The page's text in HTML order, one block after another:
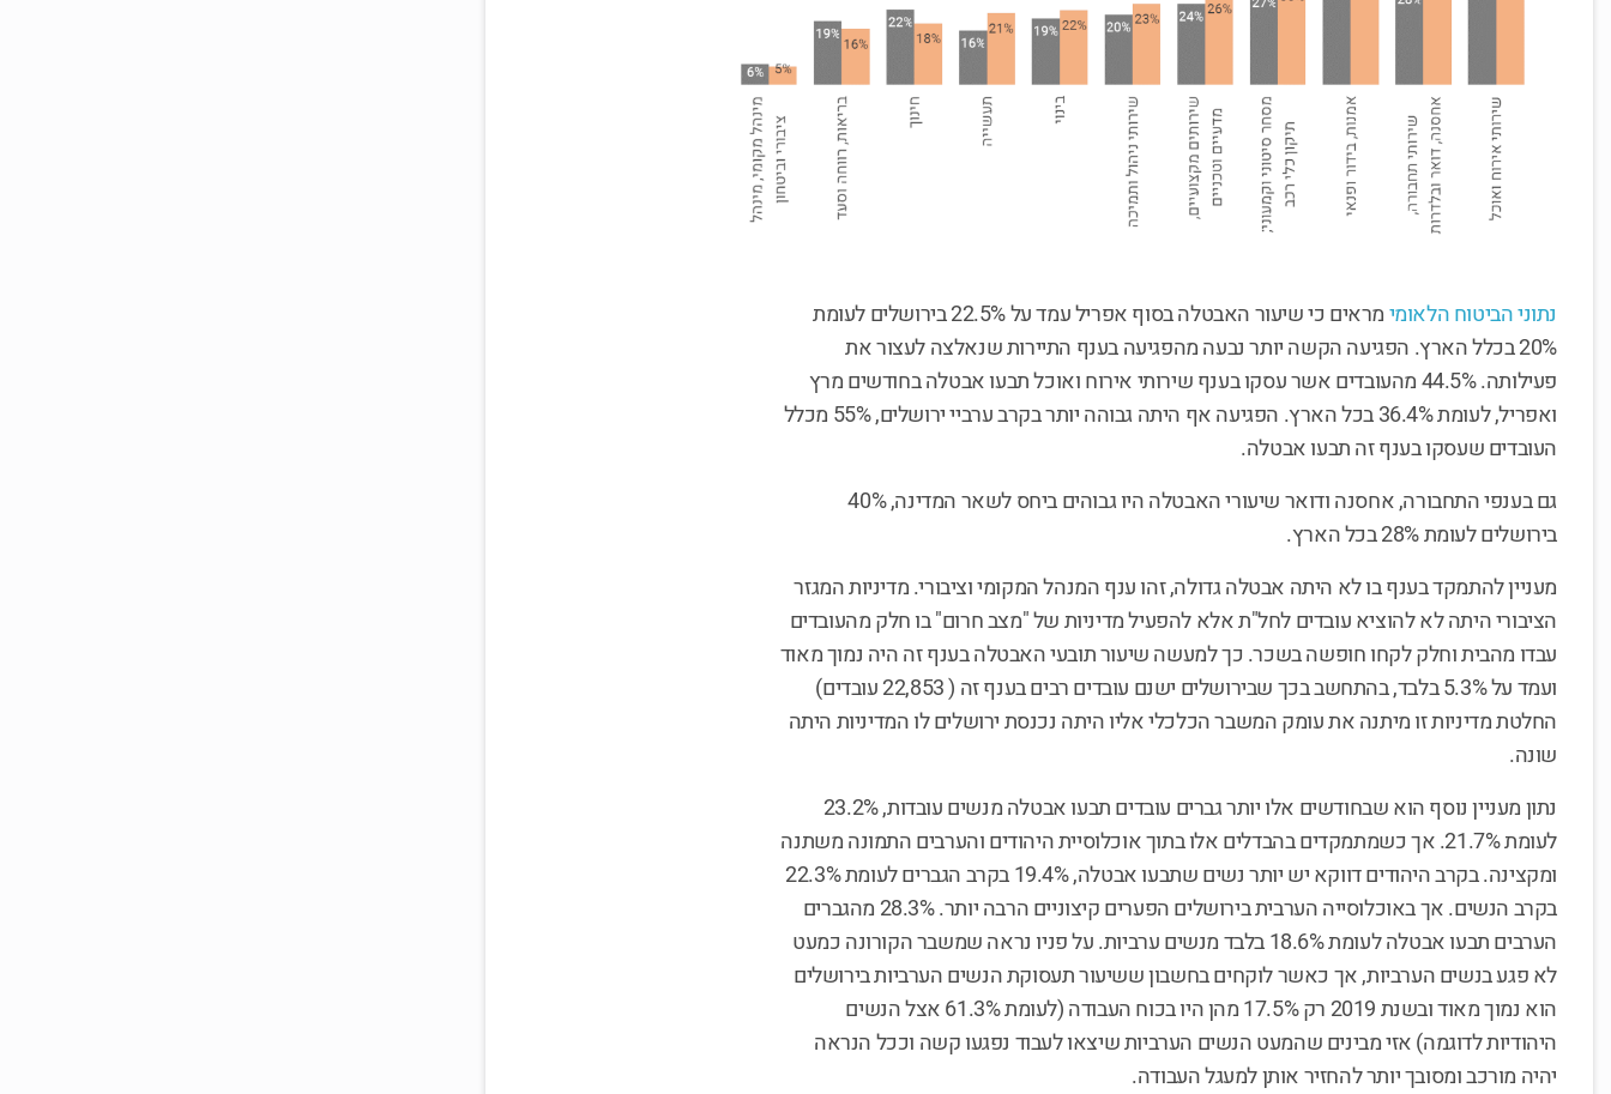
נתוני הביטוח הלאומי
מראים כי שיעור האבטלה בסוף אפריל עמד על 22.5% בירושלים לעומת
20% בכלל הארץ. הפגיעה הקשה יותר נבעה מהפגיעה בענף התיירות שנאלצה לעצור את
פעילותה. 44.5% מהעובדים אשר עסקו בענף שירותי אירוח ואוכל תבעו אבטלה בחודשים מרץ
ואפריל, לעומת 36.4% בכל הארץ. הפגיעה אף היתה גבוהה יותר בקרב ערביי ירושלים, 55% מכלל
העובדים שעסקו בענף זה תבעו אבטלה.
גם בענפי התחבורה, אחסנה ודואר שיעורי האבטלה היו גבוהים ביחס לשאר המדינה, 40%
בירושלים לעומת 28% בכל הארץ.
מעניין להתמקד בענף בו לא היתה אבטלה גדולה, זהו ענף המנהל המקומי וציבורי. מדיניות המגזר
הציבורי היתה לא להוציא עובדים לחל"ת אלא להפעיל מדיניות של "מצב חרום" בו חלק מהעובדים
עבדו מהבית וחלק לקחו חופשה בשכר. כך למעשה שיעור תובעי האבטלה בענף זה היה נמוך מאוד
ועמד על 5.3% בלבד, בהתחשב בכך שבירושלים ישנם עובדים רבים בענף זה ( 22,853 עובדים)
החלטת מדיניות זו מיתנה את עומק המשבר הכלכלי אליו היתה נכנסת ירושלים לו המדיניות היתה
שונה.
נתון מעניין נוסף הוא שבחודשים אלו יותר גברים עובדים תבעו אבטלה מנשים עובדות, 23.2%
לעומת 21.7%. אך כשמתמקדים בהבדלים אלו בתוך אוכלוסיית היהודים והערבים התמונה משתנה
ומקצינה. בקרב היהודים דווקא יש יותר נשים שתבעו אבטלה, 19.4% בקרב הגברים לעומת 22.3%
בקרב הנשים. אך באוכלוסייה הערבית בירושלים הפערים קיצוניים הרבה יותר. 28.3% מהגברים
הערבים תבעו אבטלה לעומת 18.6% בלבד מנשים ערביות. על פניו נראה שמשבר הקורונה כמעט
לא פגע בנשים הערביות, אך כאשר לוקחים בחשבון ששיעור תעסוקת הנשים הערביות בירושלים
הוא נמוך מאוד ובשנת 2019 רק 17.5% מהן היו בכוח העבודה (לעומת 61.3% אצל הנשים
היהודיות לדוגמה) אזי מבינים שהמעט הנשים הערביות שיצאו לעבוד נפגעו קשה וככל הנראה
יהיה מורכב ומסובך יותר להחזיר אותן למעגל העבודה.